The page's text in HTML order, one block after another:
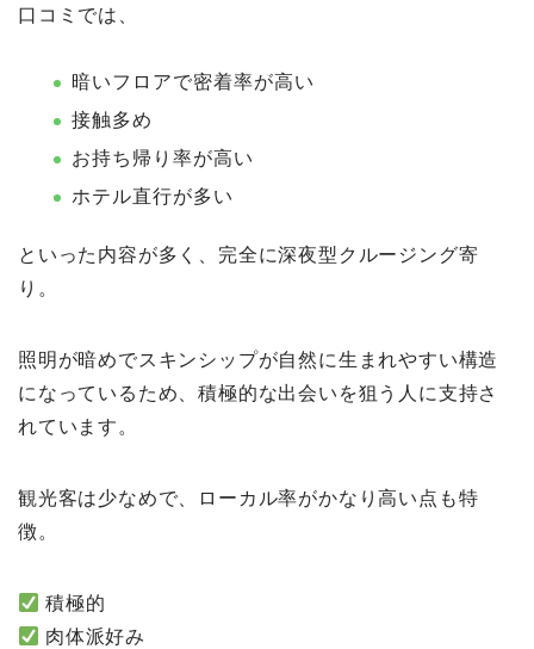
口コミでは、
暗いフロアで密着率が高い
接触多め
お持ち帰り率が高い
ホテル直行が多い
といった内容が多く、完全に深夜型クルージング寄
り。
照明が暗めでスキンシップが自然に生まれやすい構造
になっているため、積極的な出会いを狙う人に支持さ
れています。
観光客は少なめで、ローカル率がかなり高い点も特
徴。
積極的
肉体派好み